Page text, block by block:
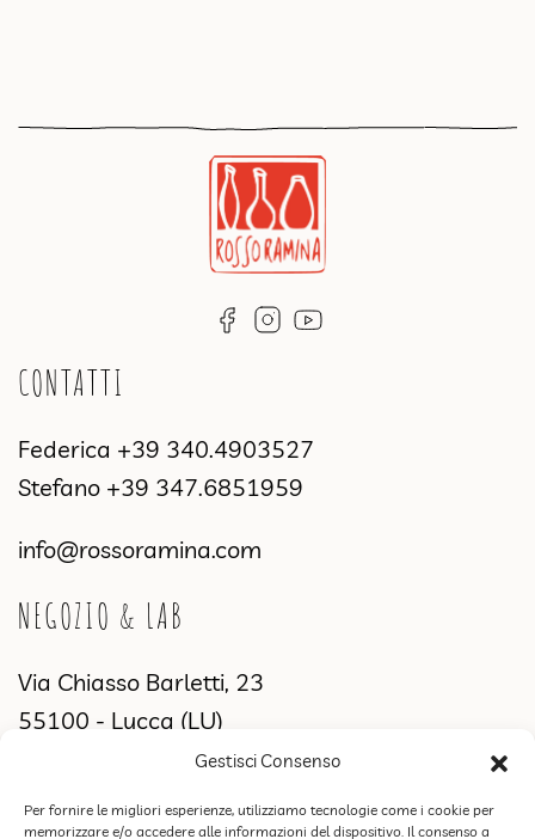
Gestisci Consenso
Per fornire le migliori esperienze, utilizziamo tecnologie come i cookie per
memorizzare e/o accedere alle informazioni del dispositivo. Il consenso a
CONTATTI
Federica +39 340.4903527
Stefano +39 347.6851959
info@rossoramina.com
NEGOZIO & LAB
Via Chiasso Barletti, 23
55100 - Lucca (LU)